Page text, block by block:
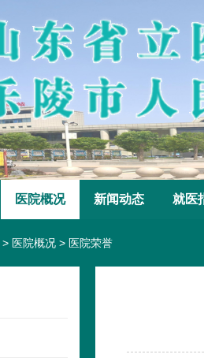
医院概况 新闻动态 就医
> 医院概况 > 医院荣誉